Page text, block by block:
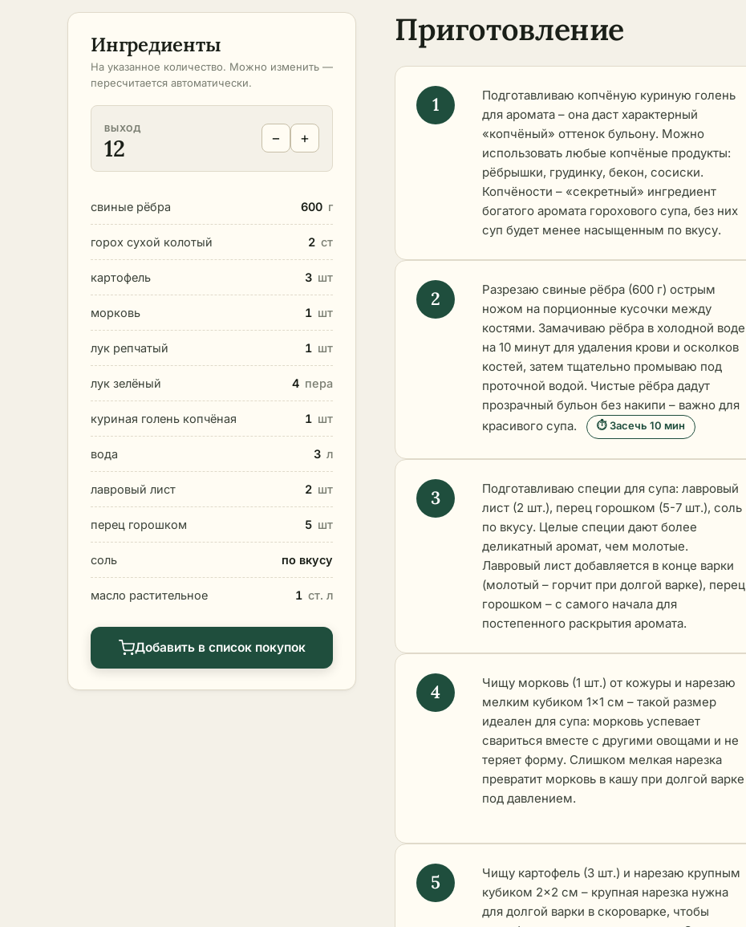
Ингредиенты
На указанное количество. Можно изменить —
пересчитается автоматически.
ВЫХОД
12 − +
свиные рёбра 600 г
горох сухой колотый 2 ст
картофель 3 шт
морковь 1 шт
лук репчатый 1 шт
лук зелёный 4 пера
куриная голень копчёная 1 шт
вода 3 л
лавровый лист 2 шт
перец горошком 5 шт
соль по вкусу
масло растительное 1 ст. л
Добавить в список покупок
Приготовление
Подготавливаю копчёную куриную голень
для аромата – она даст характерный
«копчёный» оттенок бульону. Можно
использовать любые копчёные продукты:
рёбрышки, грудинку, бекон, сосиски.
Копчёности – «секретный» ингредиент
богатого аромата горохового супа, без них
суп будет менее насыщенным по вкусу.
Разрезаю свиные рёбра (600 г) острым
ножом на порционные кусочки между
костями. Замачиваю рёбра в холодной воде
на 10 минут для удаления крови и осколков
костей, затем тщательно промываю под
проточной водой. Чистые рёбра дадут
прозрачный бульон без накипи – важно для
красивого супа.
⏱ Засечь 10 мин
Подготавливаю специи для супа: лавровый
лист (2 шт.), перец горошком (5-7 шт.), соль
по вкусу. Целые специи дают более
деликатный аромат, чем молотые.
Лавровый лист добавляется в конце варки
(молотый – горчит при долгой варке), перец
горошком – с самого начала для
постепенного раскрытия аромата.
Чищу морковь (1 шт.) от кожуры и нарезаю
мелким кубиком 1×1 см – такой размер
идеален для супа: морковь успевает
свариться вместе с другими овощами и не
теряет форму. Слишком мелкая нарезка
превратит морковь в кашу при долгой варке
под давлением.
Чищу картофель (3 шт.) и нарезаю крупным
кубиком 2×2 см – крупная нарезка нужна
для долгой варки в скороварке, чтобы